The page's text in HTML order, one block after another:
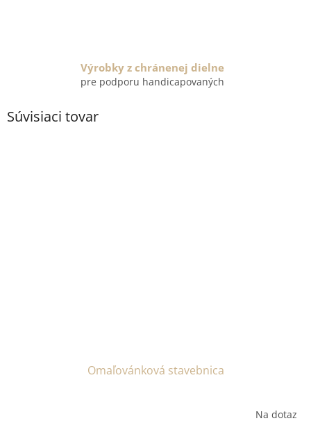
Výrobky z chránenej dielne
pre podporu handicapovaných
Súvisiaci tovar
Omaľovánková stavebnica
Na dotaz